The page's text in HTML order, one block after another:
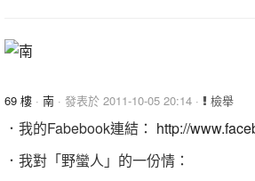
69 樓 · 南 · 發表於 2011-10-05 20:14 · 檢舉
．我的Fabebook連結： http://
．我對「野蠻人」的一份情：